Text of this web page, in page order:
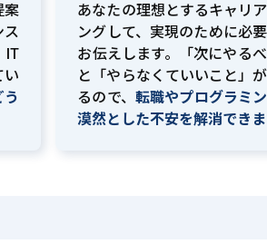
案
ス
IT
い
あなたの理想とするキャリ
ングして、実現のために必
お伝えします。「次にやるべ
と「やらなくていいこと」
るので、 転職やプログラミ
漠然とした不安を解消できま